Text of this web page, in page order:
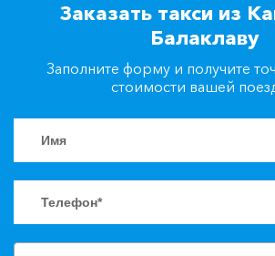
Заказать такси
Заказать такси из
Балаклаву
Заполните форму и получите
стоимости вашей